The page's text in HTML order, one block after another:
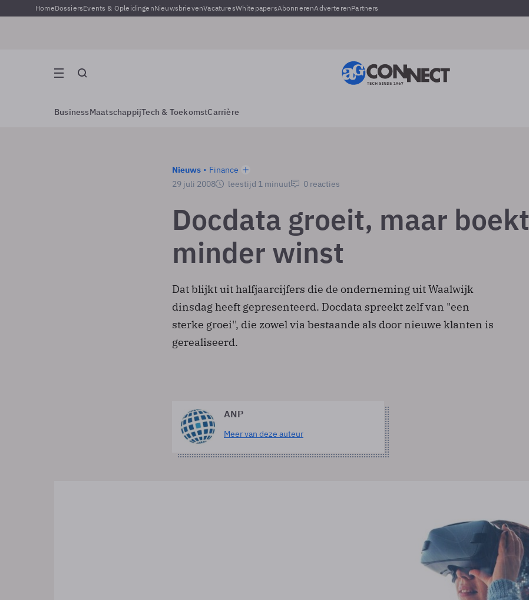
HomeDossiersEvents & OpleidingenNieuwsbrievenVacaturesWhitepapersAbonnerenAdverterenPartners
BusinessMaatschappijTech & ToekomstCarrière
Nieuws
Finance
29 juli 2008
leestijd 1 minuut 0 reacties
Docdata groeit, maar boekt
minder winst
Dat blijkt uit halfjaarcijfers die de onderneming uit Waalwijk
dinsdag heeft gepresenteerd. Docdata spreekt zelf van "een
sterke groei'', die zowel via bestaande als door nieuwe klanten is
gerealiseerd.
ANP
Meer van deze auteur